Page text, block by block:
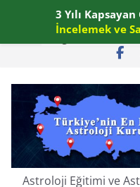
content
Astroloji Eğitimi ve
3 Yılı
İncelemek ve